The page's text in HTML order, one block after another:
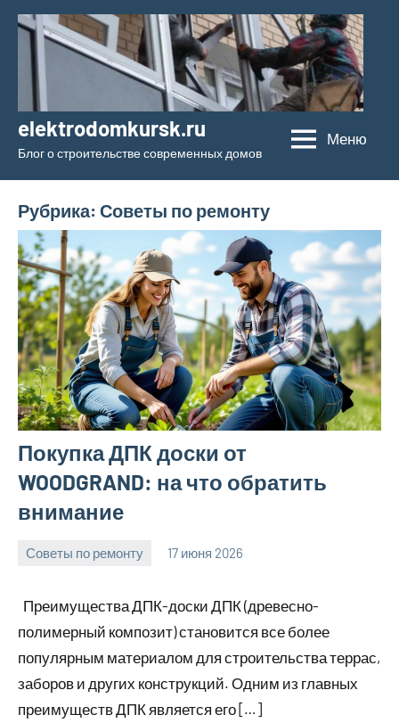
Перейти
содержимому
elektrodomkursk.ru
Блог о строительстве современных домов
Меню
Рубрика: Советы по ремонту
Покупка ДПК доски от
WOODGRAND: на что обратить
внимание
Советы по ремонту 17 июня 2026
Преимущества ДПК-доски ДПК (древесно-
полимерный композит) становится все более
популярным материалом для строительства террас,
заборов и других конструкций. Одним из главных
преимуществ ДПК является его […]